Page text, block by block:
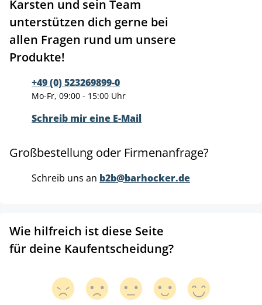
Karsten und sein Team
unterstützen dich gerne bei
allen Fragen rund um unsere
Produkte!
+49 (0) 523269899-0
Mo-Fr, 09:00 - 15:00 Uhr
Schreib mir eine E-Mail
Großbestellung oder Firmenanfrage?
Schreib uns an b2b@barhocker.de
Wie hilfreich ist diese Seite
für deine Kaufentscheidung?